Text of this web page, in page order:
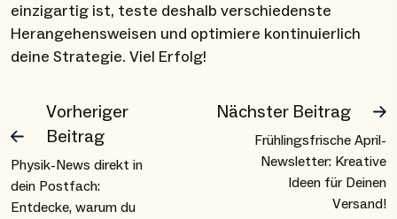
einzigartig ist, teste deshalb verschiedenste
Herangehensweisen und optimiere kontinuierlich
deine Strategie. Viel Erfolg!
Vorheriger
Beitrag
Physik-News direkt in
dein Postfach:
Entdecke, warum du
Nächster Beitrag
Frühlingsfrische April-
Newsletter: Kreative
Ideen für Deinen
Versand!